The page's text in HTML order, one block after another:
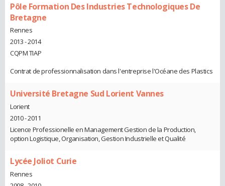
Pôle Formation Des Industries Technologiques De
Bretagne
Rennes
2013 - 2014
CQPM TIAP
Contrat de professionnalisation dans l'entreprise l'Océane des Plastics
Université Bretagne Sud Lorient Vannes
Lorient
2010 - 2011
Licence Professionelle en Management Gestion de la Production,
option Logistique, Organisation, Gestion Industrielle et Qualité
Lycée Joliot Curie
Rennes